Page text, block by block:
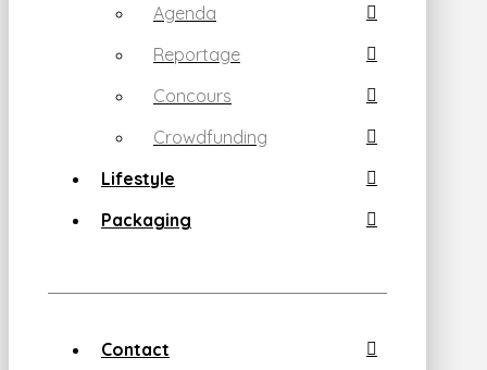
Agenda
Reportage
Concours
Crowdfunding
Lifestyle
Packaging
Contact